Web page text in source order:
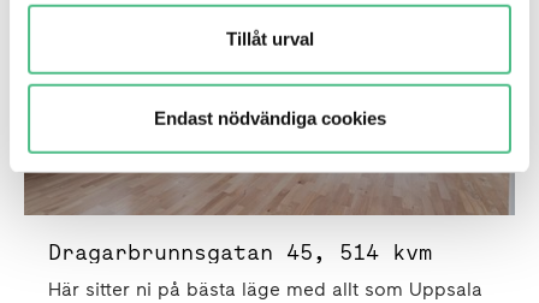
Tillåt urval
Endast nödvändiga cookies
Dragarbrunnsgatan 45, 514 kvm
Här sitter ni på bästa läge med allt som Uppsala